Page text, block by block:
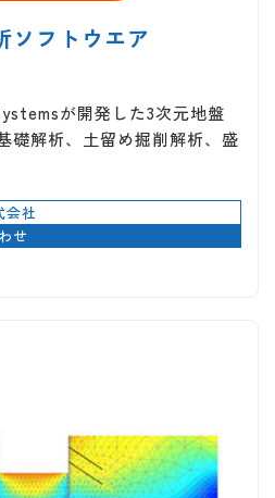
ソフトウエア
が開発した3次元地盤
礎解析、土留め掘削解析、盛
会社
せ